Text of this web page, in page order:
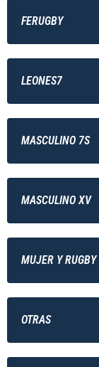
FERUGBY
LEONES7
MASCULINO 7S
MASCULINO XV
MUJER Y RUGBY
OTRAS